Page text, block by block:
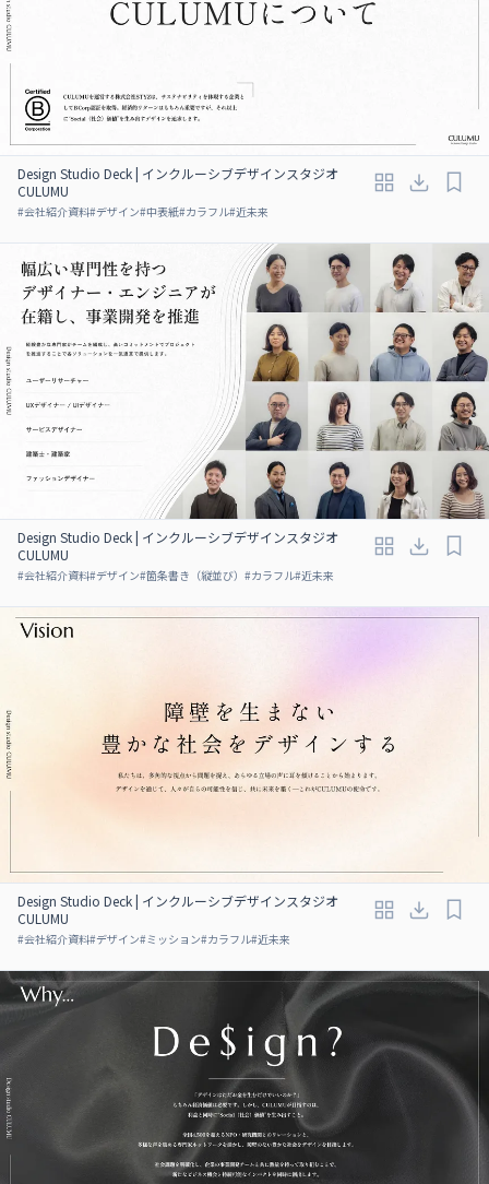
Design Studio Deck | インクルーシブデザインスタジオ
CULUMU
#会社紹介資料#デザイン#中表紙#カラフル#近未来
Design Studio Deck | インクルーシブデザインスタジオ
CULUMU
#会社紹介資料#デザイン#箇条書き（縦並び） #カラフル#近未来
Design Studio Deck | インクルーシブデザインスタジオ
CULUMU
#会社紹介資料#デザイン#ミッション#カラフル#近未来